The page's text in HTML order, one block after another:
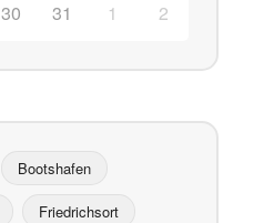
30 31 1 2
Bootshafen
Friedrichsort